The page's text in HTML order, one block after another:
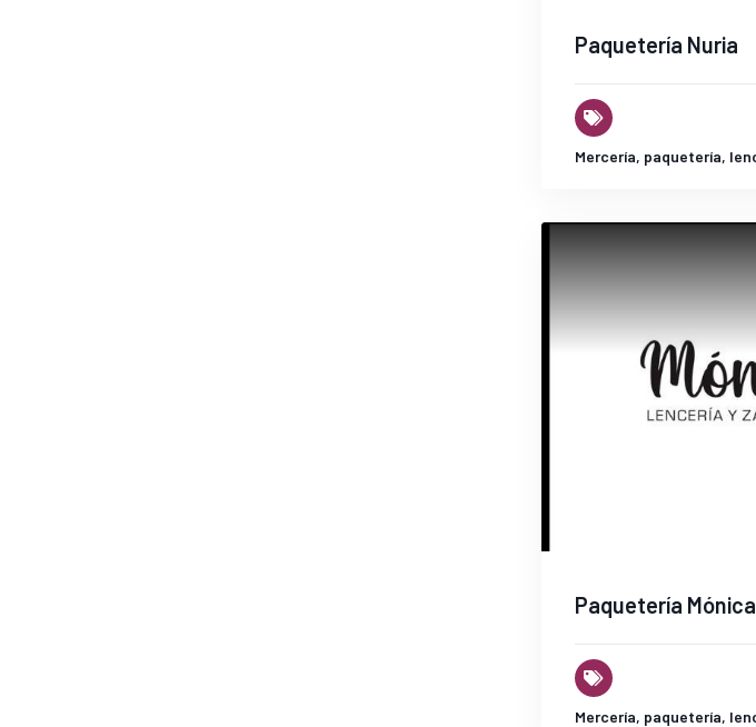
Paquetería Nuria
Mercería, paquetería,
Paquetería Mónica
Mercería, paquetería,